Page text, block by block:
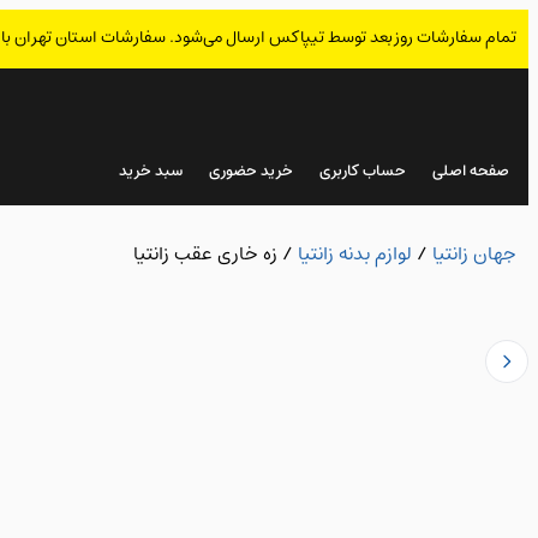
تمام سفارشات روز بعد توسط تیپاکس ارسال می‌شود. سفارشات استان تهران
صفحه اصلی حساب کاربری خرید حضوری سبد خرید
جهان زانتیا / لوازم بدنه زانتیا / زه خاری عقب زانتیا